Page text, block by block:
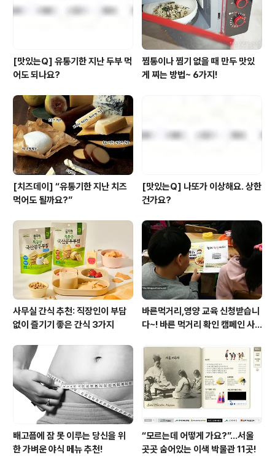
p://bl..
[맛있는Q] 유통기한 지난 두부 먹
어도 되나요?
찜통이나 찜기 없을 때 만두 맛있
게 찌는 방법~ 6가지!
[치즈데이] “유통기한 지난 치즈
먹어도 될까요?”
[맛있는Q] 나또가 이상해요. 상한
건가요?
사무실 간식 추천: 직장인이 부담
없이 즐기기 좋은 간식 3가지
바른먹거리,영양 교육 신청받습니
다~! 바른 먹거리 확인 캠페인 사
배고픔에 잠 못 이루는 당신을 위
한 가벼운 야식 메뉴 추천!
“모르는데 어떻게 가요?”...서울
곳곳 숨어있는 이색 박물관 11곳!